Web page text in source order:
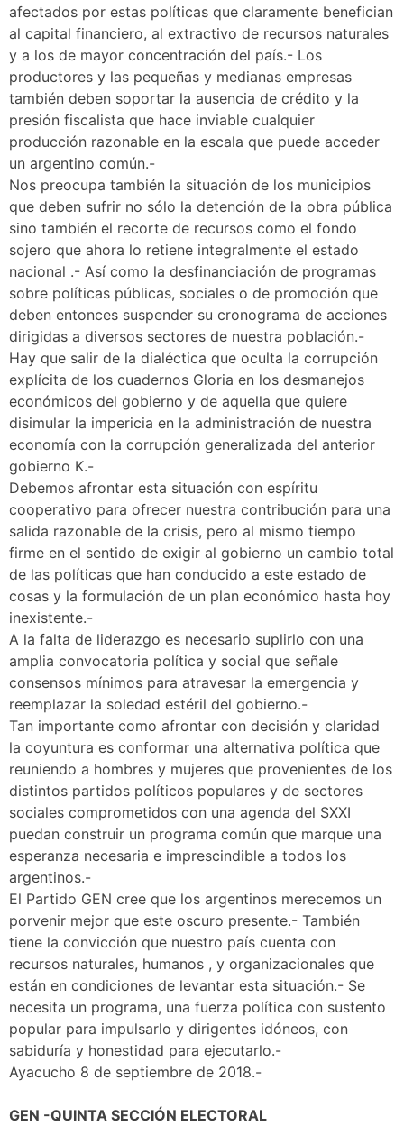
afectados por estas políticas que claramente benefician
al capital financiero, al extractivo de recursos naturales
y a los de mayor concentración del país.- Los
productores y las pequeñas y medianas empresas
también deben soportar la ausencia de crédito y la
presión fiscalista que hace inviable cualquier
producción razonable en la escala que puede acceder
un argentino común.-
Nos preocupa también la situación de los municipios
que deben sufrir no sólo la detención de la obra pública
sino también el recorte de recursos como el fondo
sojero que ahora lo retiene integralmente el estado
nacional .- Así como la desfinanciación de programas
sobre políticas públicas, sociales o de promoción que
deben entonces suspender su cronograma de acciones
dirigidas a diversos sectores de nuestra población.-
Hay que salir de la dialéctica que oculta la corrupción
explícita de los cuadernos Gloria en los desmanejos
económicos del gobierno y de aquella que quiere
disimular la impericia en la administración de nuestra
economía con la corrupción generalizada del anterior
gobierno K.-
Debemos afrontar esta situación con espíritu
cooperativo para ofrecer nuestra contribución para una
salida razonable de la crisis, pero al mismo tiempo
firme en el sentido de exigir al gobierno un cambio total
de las políticas que han conducido a este estado de
cosas y la formulación de un plan económico hasta hoy
inexistente.-
A la falta de liderazgo es necesario suplirlo con una
amplia convocatoria política y social que señale
consensos mínimos para atravesar la emergencia y
reemplazar la soledad estéril del gobierno.-
Tan importante como afrontar con decisión y claridad
la coyuntura es conformar una alternativa política que
reuniendo a hombres y mujeres que provenientes de los
distintos partidos políticos populares y de sectores
sociales comprometidos con una agenda del SXXI
puedan construir un programa común que marque una
esperanza necesaria e imprescindible a todos los
argentinos.-
El Partido GEN cree que los argentinos merecemos un
porvenir mejor que este oscuro presente.- También
tiene la convicción que nuestro país cuenta con
recursos naturales, humanos , y organizacionales que
están en condiciones de levantar esta situación.- Se
necesita un programa, una fuerza política con sustento
popular para impulsarlo y dirigentes idóneos, con
sabiduría y honestidad para ejecutarlo.-
Ayacucho 8 de septiembre de 2018.-
GEN -QUINTA SECCIÓN ELECTORAL